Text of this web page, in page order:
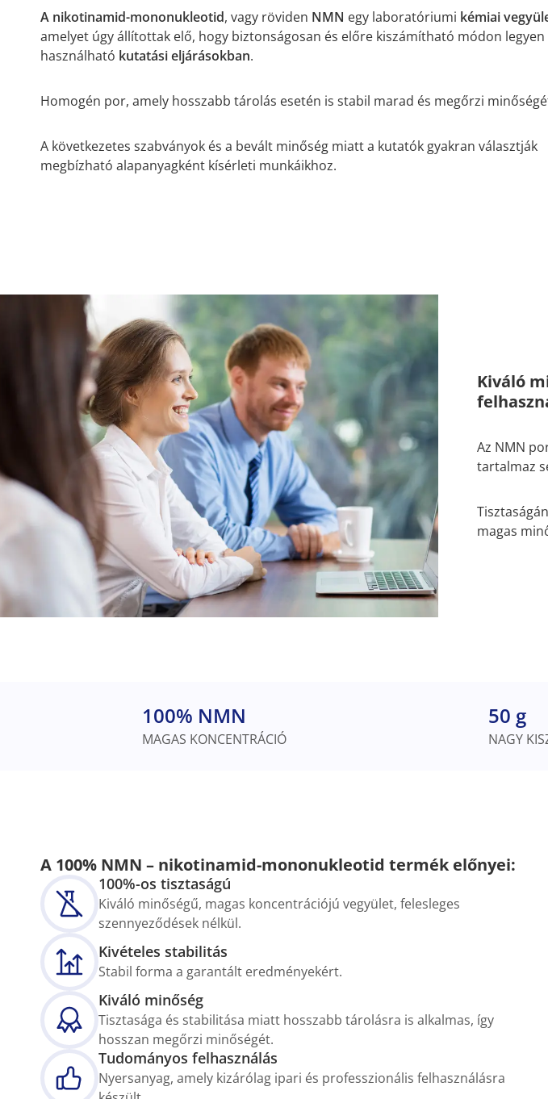
A nikotinamid-mononukleotid, vagy röviden NMN egy laboratóriumi kémiai
amelyet úgy állítottak elő, hogy biztonságosan és előre kiszámítható módon legyen
használható kutatási eljárásokban.
Homogén por, amely hosszabb tárolás esetén is stabil marad és megőrzi
A következetes szabványok és a bevált minőség miatt a kutatók gyakran választják
megbízható alapanyagként kísérleti munkáikhoz.
Kiváló
Az NMN
tartalmaz
magas
100% NMN
MAGAS KONCENTRÁCIÓ
50 g
NAGY
A 100% NMN – nikotinamid-mononukleotid termék előnyei:
100%-os tisztaságú
Kiváló minőségű, magas koncentrációjú vegyület, felesleges
szennyeződések nélkül.
Kivételes stabilitás
Stabil forma a garantált eredményekért.
Kiváló minőség
Tisztasága és stabilitása miatt hosszabb tárolásra is alkalmas, így
hosszan megőrzi minőségét.
Tudományos felhasználás
Nyersanyag, amely kizárólag ipari és professzionális felhasználásra